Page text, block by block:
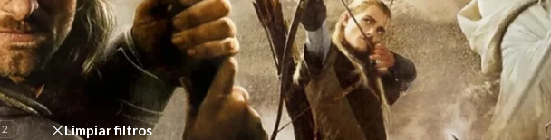
2
Licencias Oficiales y Marcas/ Marcas/ Kensei
Limpiar filtros Lanzas